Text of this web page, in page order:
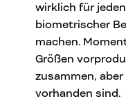
wirklich für
biometrischer
machen.
Größen
zusammen,
vorhanden sind.